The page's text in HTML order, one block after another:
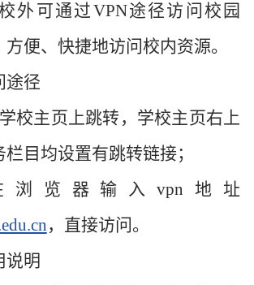
外可通过VPN途径访问校园
便、快捷地访问校内资源。
途径
校主页上跳转，学校主页右上
目均设置有跳转链接；
浏览器输入vpn地址
，直接访问。
说明